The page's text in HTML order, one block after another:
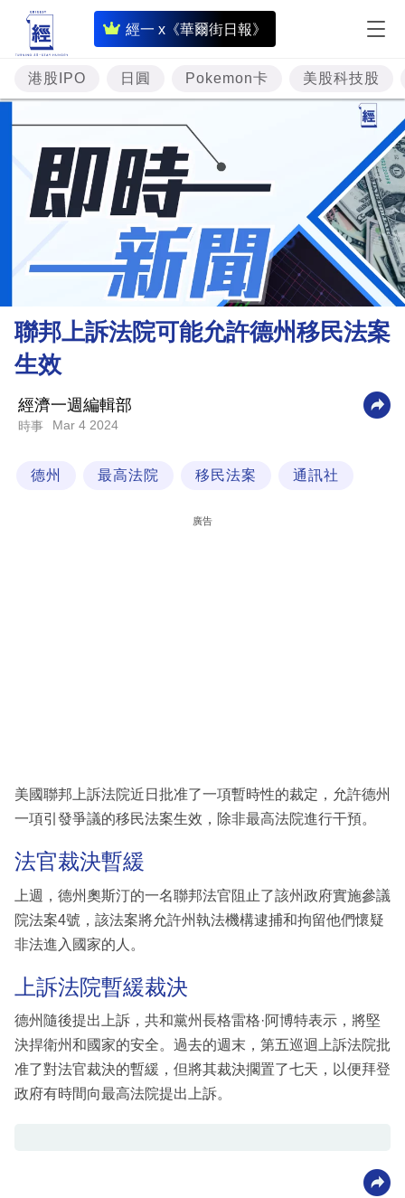
經一 x《華爾街日報》
即
時
財
經
專
題
投
資
樓
市
財
業
科
區
港股IPO 日圓 Pokemon卡 美股科技股
聯邦上訴法院可能允許德州移民法案
生效
經濟一週編輯部
時事 Mar 4 2024
德州 最高法院 移民法案 通訊社
廣告
美國聯邦上訴法院近日批准了一項暫時性的裁定，允許德州
一項引發爭議的移民法案生效，除非最高法院進行干預。
法官裁決暫緩
上週，德州奧斯汀的一名聯邦法官阻止了該州政府實施參議
院法案4號，該法案將允許州執法機構逮捕和拘留他們懷疑
非法進入國家的人。
上訴法院暫緩裁決
德州隨後提出上訴，共和黨州長格雷格·阿博特表示，將堅
決捍衛州和國家的安全。過去的週末，第五巡迴上訴法院批
准了對法官裁決的暫緩，但將其裁決擱置了七天，以便拜登
政府有時間向最高法院提出上訴。